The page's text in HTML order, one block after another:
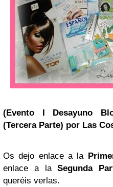
(Evento I Desayuno
(Tercera Parte) por Las
Os dejo enlace a la
enlace a laSegunda
queréis verlas.